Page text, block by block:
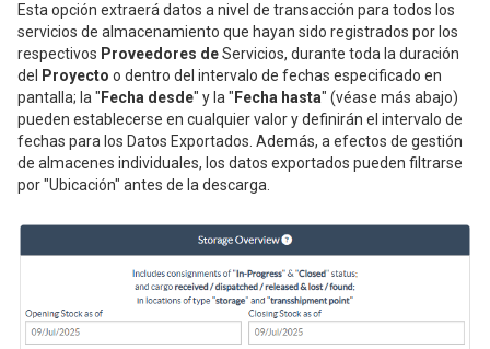
Esta opción extraerá datos a nivel de transacción para todos los
servicios de almacenamiento que hayan sido registrados por los
respectivos Proveedores deServicios, durante toda la duración
del
Proyecto o dentro del intervalo de fechas especificado en
pantalla; la " Fecha desde" y la " Fecha hasta" (véase más abajo)
pueden establecerse en cualquier valor y definirán el intervalo de
fechas para los Datos Exportados. Además, a efectos de gestión
de almacenes individuales, los datos exportados pueden filtrarse
por "Ubicación" antes de la descarga.